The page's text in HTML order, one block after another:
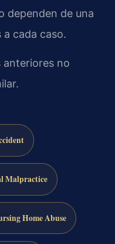
dependen de una
cada caso.
anteriores no
Malpractice
Home Abuse